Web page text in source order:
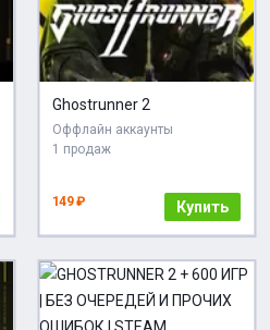
Ghostrunner 2
Оффлайн аккаунты
1 продаж
149 ₽ Купить